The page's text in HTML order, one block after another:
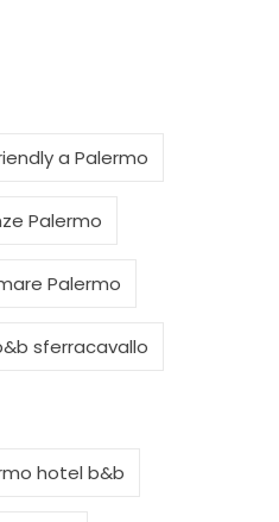
a Palermo
Palermo
Palermo
sferracavallo
hotel b&b